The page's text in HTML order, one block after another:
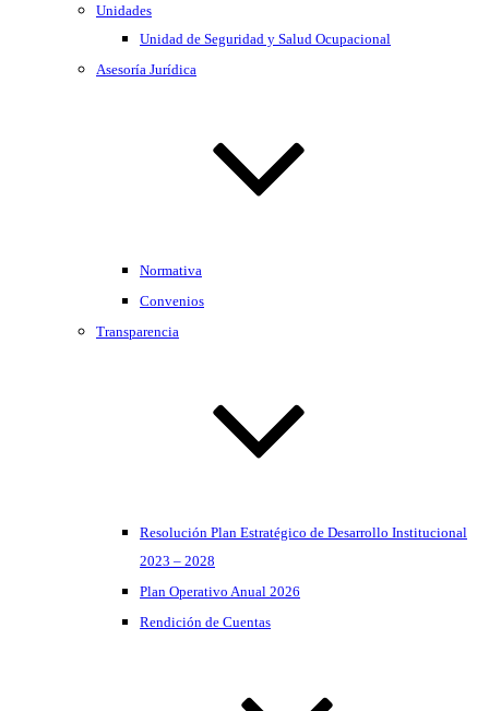
Unidades
Unidad de Seguridad y Salud Ocupacional
Asesoría Jurídica
Normativa
Convenios
Transparencia
Resolución Plan Estratégico de Desarrollo Institucional
2023 – 2028
Plan Operativo Anual 2026
Rendición de Cuentas